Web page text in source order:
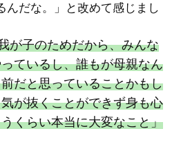
んだな。」と改めて感じまし
が子のためだから、みんな
ているし、誰もが母親なん
だと思っていることかもし
が抜くことができず身も心
くらい本当に大変なこと」